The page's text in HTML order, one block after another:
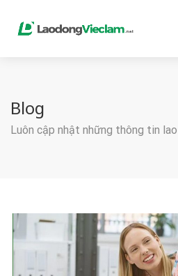
Blog
Luôn cập nhật những thông tin